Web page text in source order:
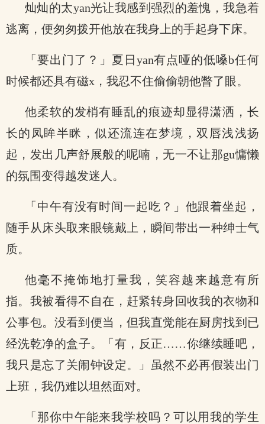
灿灿的太yan光让我感到强烈的羞愧，我急着
逃离，便匆匆拨开他放在我身上的手起身下床。
「要出门了？」夏日yan有点哑的低嗓b任何
时候都还具有磁x，我忍不住偷偷朝他瞥了眼。
他柔软的发梢有睡乱的痕迹却显得潇洒，长
长的凤眸半眯，似还流连在梦境，双唇浅浅扬
起，发出几声舒展般的呢喃，无一不让那gu慵懒
的氛围变得越发迷人。
「中午有没有时间一起吃？」他跟着坐起，
随手从床头取来眼镜戴上，瞬间带出一种绅士气
质。
他毫不掩饰地打量我，笑容越来越意有所
指。我被看得不自在，赶紧转身回收我的衣物和
公事包。没看到便当，但我直觉能在厨房找到已
经洗乾净的盒子。「有，反正……你继续睡吧，
我只是忘了关闹钟设定。」虽然不必再假装出门
上班，我仍难以坦然面对。
「那你中午能来我学校吗？可以用我的学生